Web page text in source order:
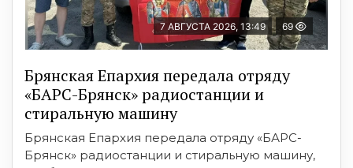
7 АВГУСТА 2026, 13:49 69
Брянская Епархия передала отряду
«БАРС-Брянск» радиостанции и
стиральную машину
Брянская Епархия передала отряду «БАРС-
Брянск» радиостанции и стиральную машину,